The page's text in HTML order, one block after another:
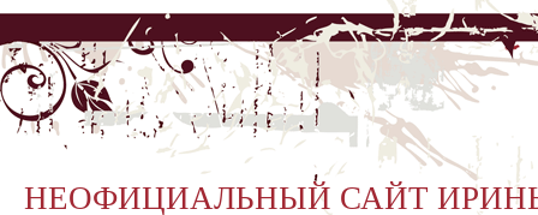
НЕОФИЦИАЛЬНЫЙ САЙТ